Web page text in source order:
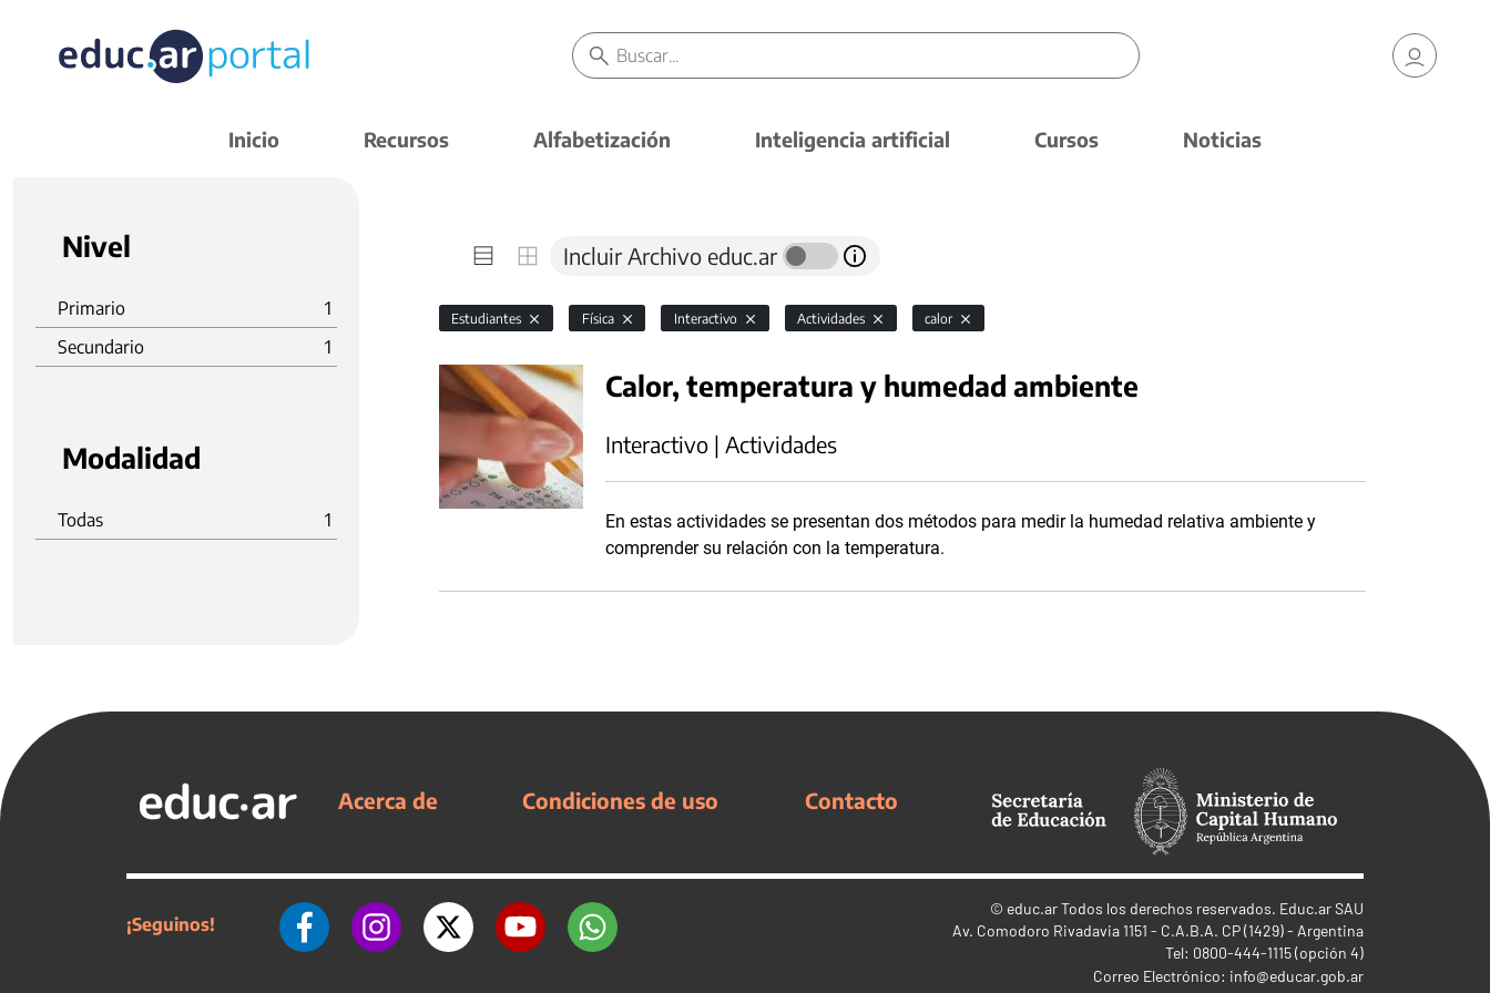
Inicio Recursos Alfabetización Inteligencia artificial Cursos Noticias
Nivel
Primario
1
Secundario
1
Modalidad
Todas 1
Incluir Archivo educ.ar
Estudiantes Física Interactivo Actividades calor
Calor, temperatura y humedad ambiente
Interactivo | Actividades
En estas actividades se presentan dos métodos para medir la humedad relativa ambiente y
comprender su relación con la temperatura.
Acerca de Condiciones de uso Contacto
¡Seguinos!
© educ.arTodos los derechos reservados. Educ.ar SAU
Av. Comodoro Rivadavia 1151 - C.A.B.A. CP (1429) - Argentina
Tel: 0800-444-1115 (opción 4)
Correo Electrónico: info@educar.gob.ar